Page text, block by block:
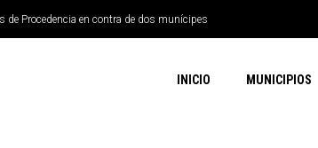
de Procedencia en contra de dos munícipes
INICIO MUNICIPIOS